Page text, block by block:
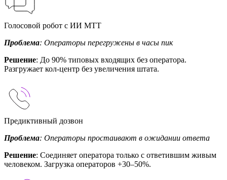
Голосовой робот с ИИ МТТ
Проблема: Операторы перегружены в часы пик
Решение: До 90% типовых входящих без оператора.
Разгружает кол-центр без увеличения штата.
Предиктивный дозвон
Проблема: Операторы простаивают в ожидании ответа
Решение: Соединяет оператора только с ответившим живым
человеком. Загрузка операторов +30–50%.